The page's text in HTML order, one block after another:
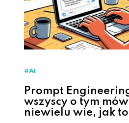
#AI
Prompt
wszyscy o tym
niewielu wie, jak